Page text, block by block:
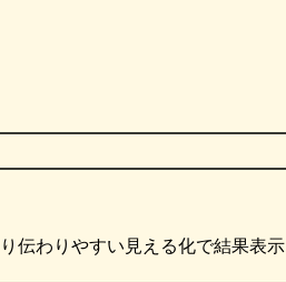
伝わりやすい見える化で結果表示